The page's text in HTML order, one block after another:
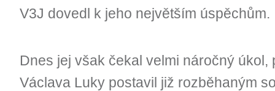
V3J dovedl k jeho největším úspěchům.
Dnes jej však čekal velmi náročný úkol,
Václava Luky postavil již rozběhaným